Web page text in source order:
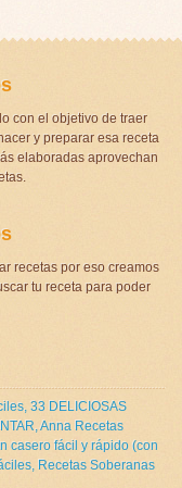
con el objetivo de traer
y preparar esa receta
elaboradas aprovechan
recetas por eso creamos
tu receta para poder
, 33 DELICIOSAS
,Anna Recetas
casero fácil y rápido (con
, Recetas Soberanas